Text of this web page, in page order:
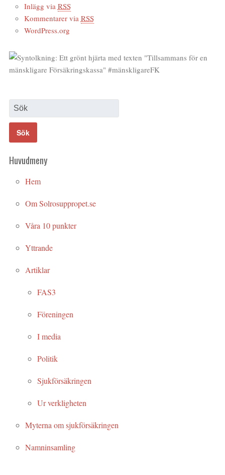
Inlägg via RSS
Kommentarer via RSS
WordPress.org
Huvudmeny
Hem
Om Solrosuppropet.se
Våra 10 punkter
Yttrande
Artiklar
FAS3
Föreningen
I media
Politik
Sjukförsäkringen
Ur verkligheten
Myterna om sjukförsäkringen
Namninsamling